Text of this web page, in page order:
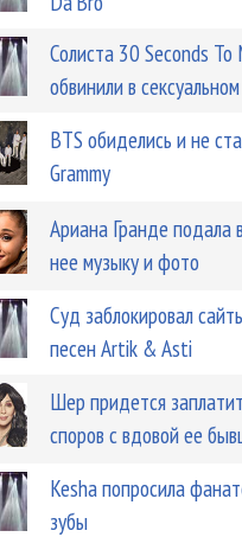
Солиста 30 Seconds
обвинили в
BTS обиделись и не
Grammy
Ариана Гранде подала
нее музыку и фото
Суд заблокировал
песен Artik & Asti
Шер придется
споров с вдовой ее
Kesha попросила
зубы